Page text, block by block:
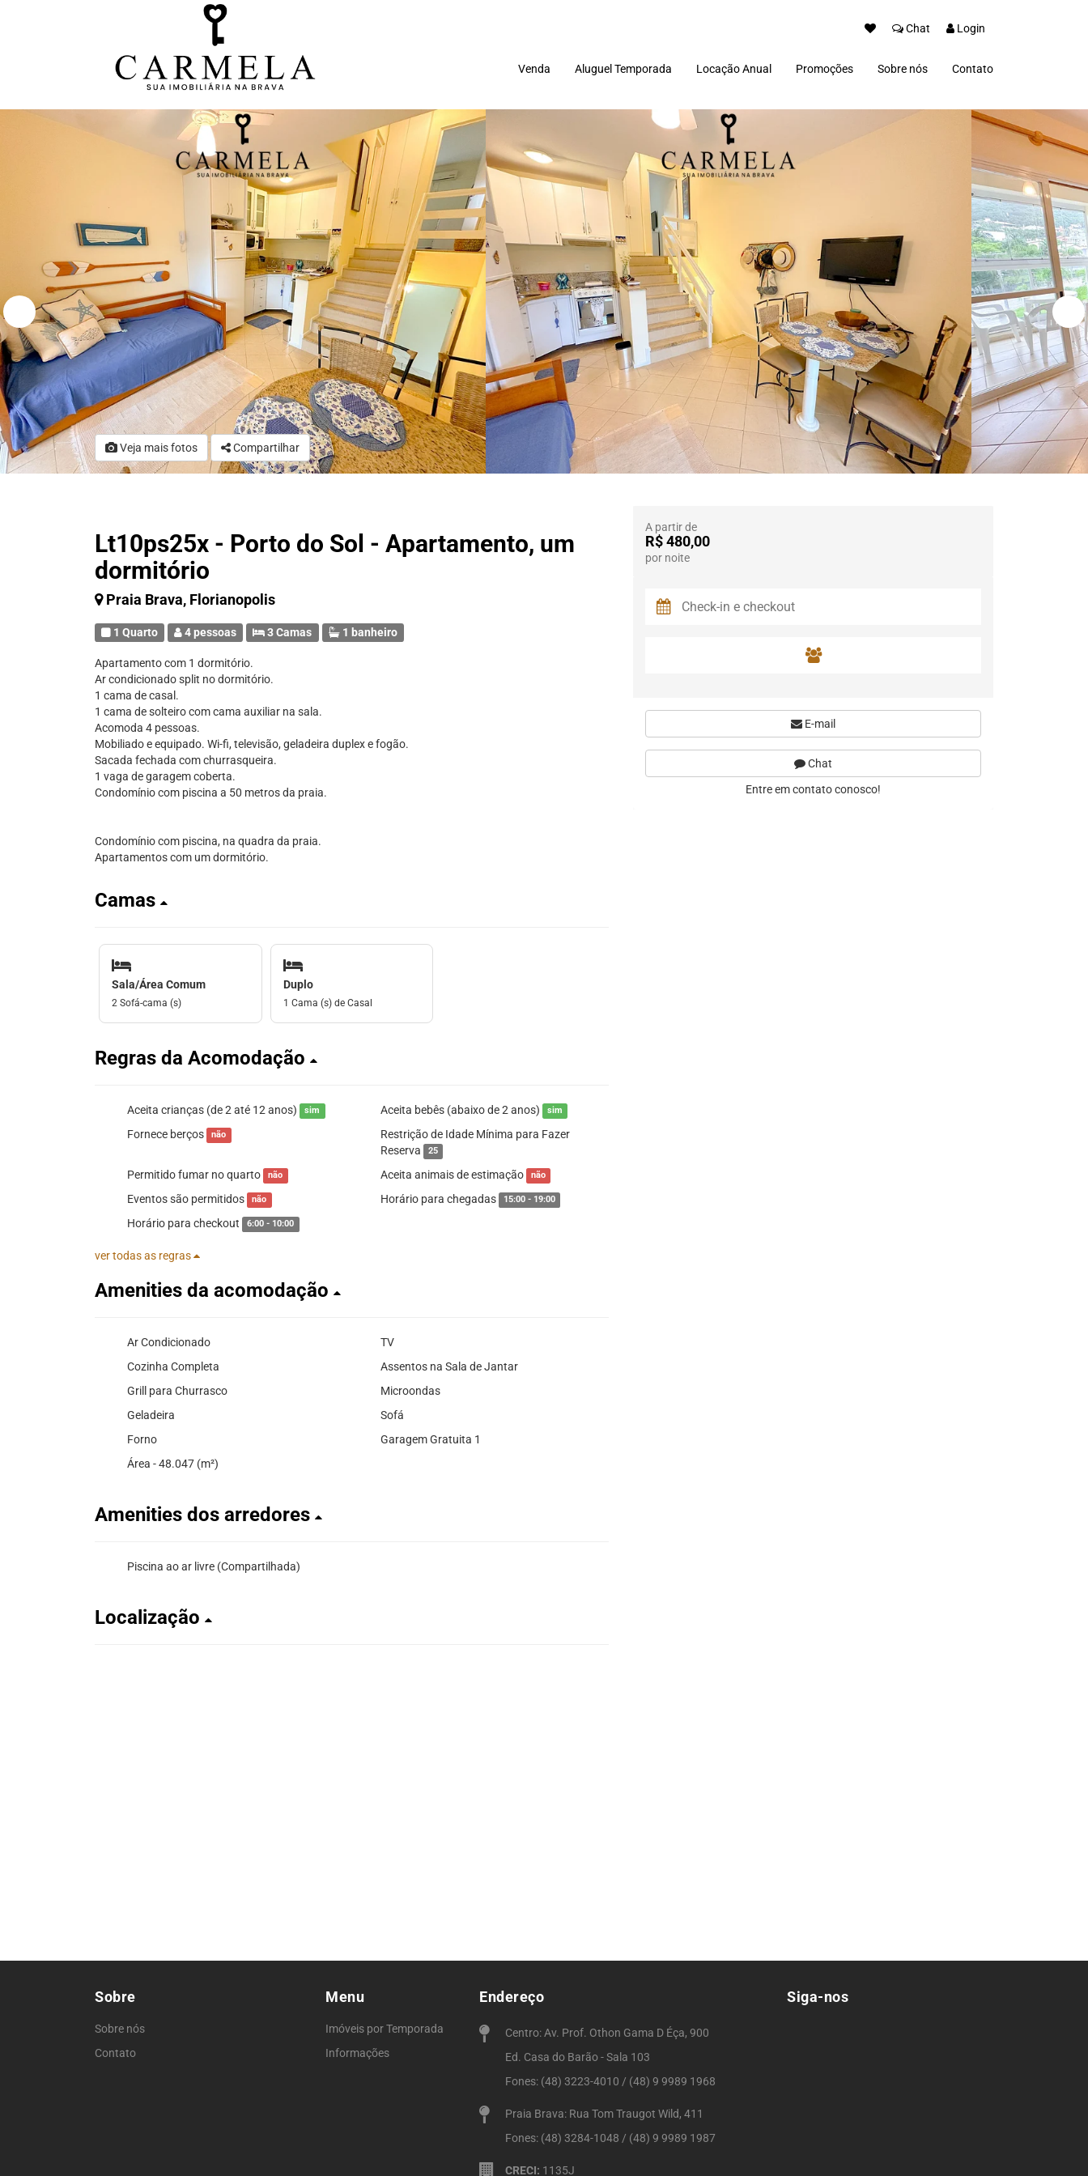
Chat Login
Venda Aluguel Temporada Locação Anual Promoções Sobre nós Contato
Veja mais fotos Compartilhar
Lt10ps25x - Porto do Sol - Apartamento, um
dormitório
Praia Brava, Florianopolis
1 Quarto 4 pessoas 3 Camas 1 banheiro
Apartamento com 1 dormitório.
Ar condicionado split no dormitório.
1 cama de casal.
1 cama de solteiro com cama auxiliar na sala.
Acomoda 4 pessoas.
Mobiliado e equipado. Wi-fi, televisão, geladeira duplex e fogão.
Sacada fechada com churrasqueira.
1 vaga de garagem coberta.
Condomínio com piscina a 50 metros da praia.
Condomínio com piscina, na quadra da praia.
Apartamentos com um dormitório.
Camas
Sala/Área Comum
2 Sofá-cama (s)
Duplo
1 Cama (s) de Casal
Regras da Acomodação
Aceita crianças (de 2 até 12 anos) sim Aceita bebês (abaixo de 2 anos) sim
Fornece berços não
Restrição de Idade Mínima para Fazer
Reserva
25
Permitido fumar no quarto não Aceita animais de estimação não
Eventos são permitidos não Horário para chegadas 15:00 - 19:00
Horário para checkout 6:00 - 10:00
ver todas as regras
Amenities da acomodação
Ar Condicionado
TV
Cozinha Completa
Assentos na Sala de Jantar
Grill para Churrasco
Microondas
Geladeira
Sofá
Forno
Garagem Gratuita 1
Área - 48.047 (m²)
Amenities dos arredores
Piscina ao ar livre (Compartilhada)
Localização
A partir de
R$ 480,00
por noite
E-mail
Chat
Entre em contato conosco!
Sobre
Sobre nós
Contato
Menu
Imóveis por Temporada
Informações
Endereço
Centro: Av. Prof. Othon Gama D Éça, 900
Ed. Casa do Barão - Sala 103
Fones: (48) 3223-4010 / (48) 9 9989 1968
Praia Brava: Rua Tom Traugot Wild, 411
Fones: (48) 3284-1048 / (48) 9 9989 1987
CRECI: 1135J
Siga-nos